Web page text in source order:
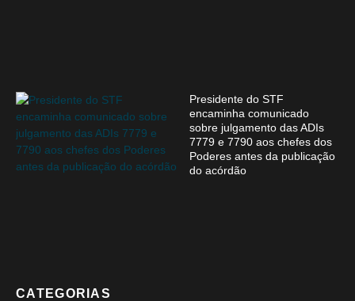
Presidente do STF
encaminha comunicado
sobre julgamento das ADIs
7779 e 7790 aos chefes dos
Poderes antes da publicação
do acórdão
CATEGORIAS